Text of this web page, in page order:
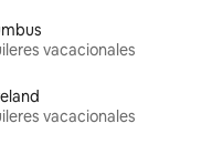
vacacionales
vacacionales